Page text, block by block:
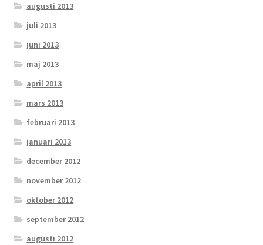
augusti 2013
juli 2013
juni 2013
maj 2013
april 2013
mars 2013
februari 2013
januari 2013
december 2012
november 2012
oktober 2012
september 2012
augusti 2012